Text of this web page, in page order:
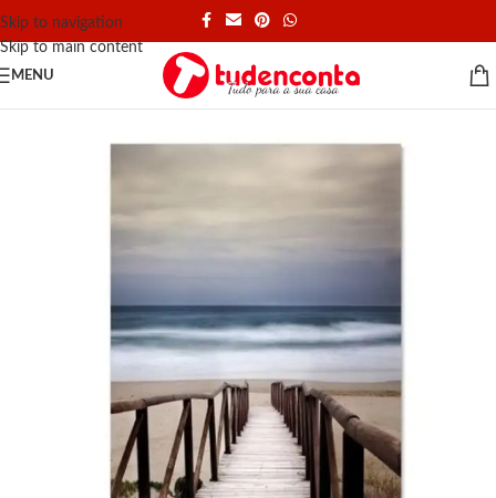
Skip to navigation
Skip to main content
MENU